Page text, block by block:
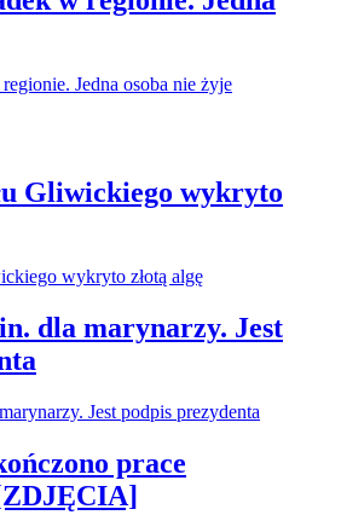
Gliwickiego wykryto
dla marynarzy. Jest
prace